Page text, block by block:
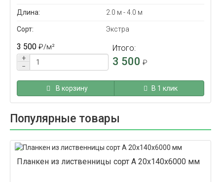
Длина: 2.0 м - 4.0 м
Сорт: Экстра
3 500 ₽/м²
+
−
Итого:
3 500 ₽
В корзину В 1 клик
Популярные товары
Планкен из лиственницы сорт А 20x140x6000 мм